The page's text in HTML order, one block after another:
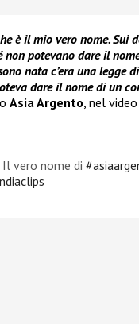
è il mio vero nome. Sui
non potevano dare il
nata c’era una legge
dare il nome di un
Asia Argento , nel
Il vero nome di